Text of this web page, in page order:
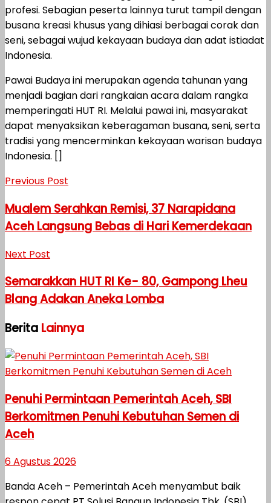
profesi. Sebagian peserta lainnya turut tampil dengan
busana kreasi khusus yang dihiasi berbagai corak dan
seni, sebagai wujud kekayaan budaya dan adat istiadat
Indonesia.
Pawai Budaya ini merupakan agenda tahunan yang
menjadi bagian dari rangkaian acara dalam rangka
memperingati HUT RI. Melalui pawai ini, masyarakat
dapat menyaksikan keberagaman busana, seni, serta
tradisi yang mencerminkan kekayaan warisan budaya
Indonesia. []
Previous Post
Mualem Serahkan Remisi, 37 Narapidana
Aceh Langsung Bebas di Hari Kemerdekaan
Next Post
Semarakkan HUT RI Ke- 80, Gampong Lheu
Blang Adakan Aneka Lomba
Berita Lainnya
Penuhi Permintaan Pemerintah Aceh, SBI
Berkomitmen Penuhi Kebutuhan Semen di
Aceh
6 Agustus 2026
Banda Aceh – Pemerintah Aceh menyambut baik